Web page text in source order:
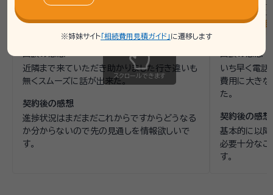
話しやすさ4説明の分かりやすさ
依頼内容相続手続き依頼金額約20万円
近隣まで来ていただき助かりました行き違いも
無くスムーズに話が出来た。
契約後の感想
進捗状況はまだまだこれからですからどうなる
か分からないので先の見通しを情報欲しいで
す。
話しやすさ
対応スピー
依頼内容
面談の感想
いち早く電話
費用に大き
た。
契約後の感想
基本的に以降
必要十分なご
す。
スクロールできます
※姉妹サイト 「相続費用見積ガイド」 に遷移します